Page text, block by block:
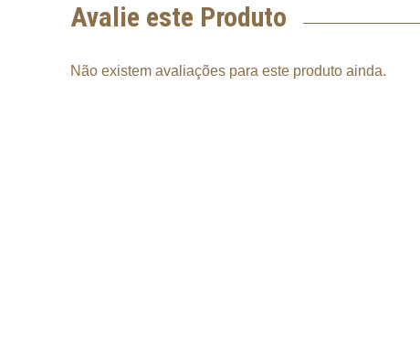
Avalie este Produto
Não existem avaliações para este produto ainda.